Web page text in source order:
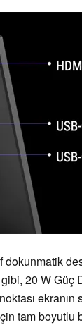
20 W Güç
ekranın
tam boyutlu